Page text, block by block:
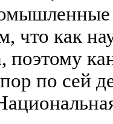
что как
поэтому
по сей